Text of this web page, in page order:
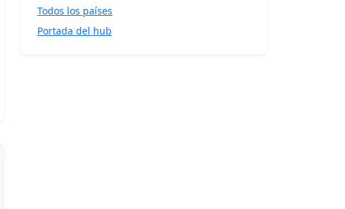
Todos los países
Portada del hub